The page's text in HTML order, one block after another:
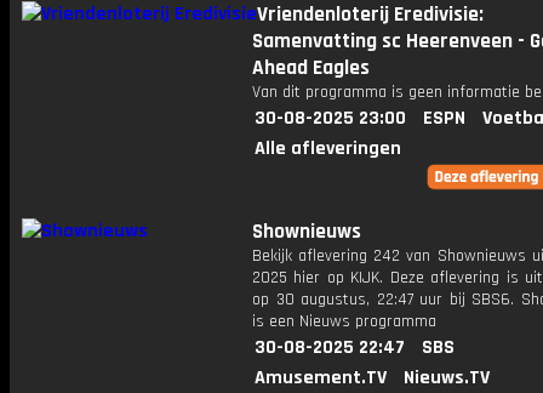
Vriendenloterij Eredivisie:
Samenvatting sc Heerenveen -
Ahead Eagles
Van dit programma is geen informatie
30-08-2025 23:00 ESPN
Alle afleveringen
Shownieuws
Bekijk aflevering 242 van Shownieuws
2025 hier op KIJK. Deze aflevering is
op 30 augustus, 22:47 uur bij SBS6.
is een Nieuws programma
30-08-2025 22:47
SBS
Amusement.TV
Nieuws.TV